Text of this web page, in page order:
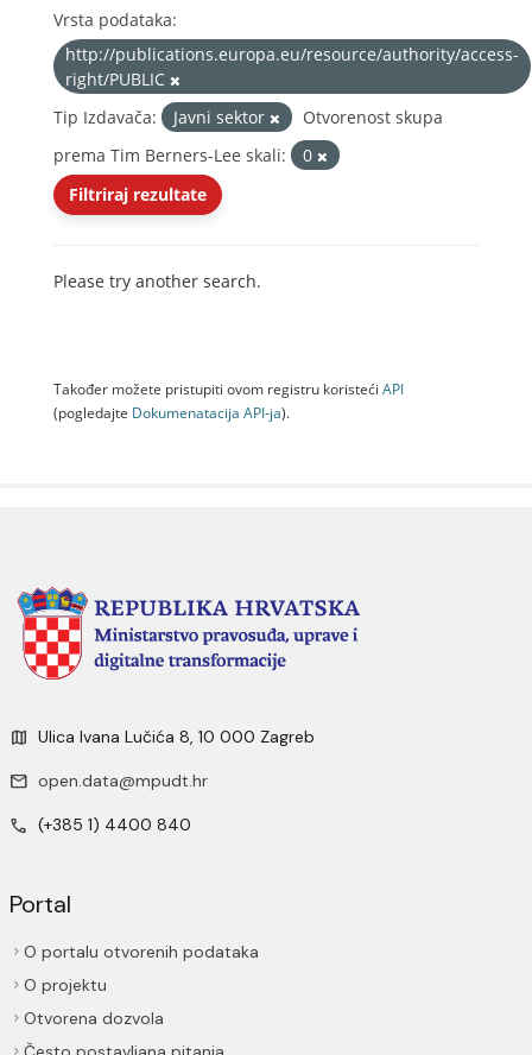
Vrsta podataka:
http://publications.europa.eu/resource/authority/access-
right/PUBLIC
Tip Izdavača:
Javni sektor
Otvorenost skupa
prema Tim Berners-Lee skali:
0
Filtriraj rezultate
Please try another search.
Također možete pristupiti ovom registru koristeći API
(pogledajte Dokumenаtаcijа API-jа).